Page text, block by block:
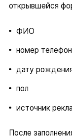
открывшейся
ФИО
номер
дату
пол
источник
После